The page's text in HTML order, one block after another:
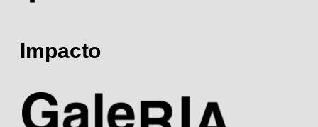
Impacto